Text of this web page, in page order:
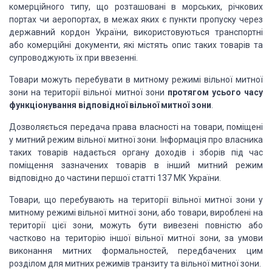
комерційного типу, що розташовані в морських, річкових
портах чи аеропортах, в межах яких є пункти пропуску через
державний кордон України, використовуються транспортні
або комерційні документи, які містять опис таких товарів та
супроводжують їх при ввезенні.
Товари можуть перебувати в митному режимі вільної митної
зони на території вільної митної зони протягом усього часу
функціонування відповідної вільної митної зони
Дозволяється передача права власності на товари, поміщені
у митний режим вільної митної зони. Інформація про власника
таких товарів надається органу доходів і зборів під час
поміщення зазначених товарів в інший митний режим
відповідно до частини першої статті 137 МК України.
Товари, що перебувають на території вільної митної зони у
митному режимі вільної митної зони, або товари, вироблені на
території цієї зони, можуть бути вивезені повністю або
частково на територію іншої вільної митної зони, за умови
виконання митних формальностей, передбачених цим
розділом для митних режимів транзиту та вільної митної зони.